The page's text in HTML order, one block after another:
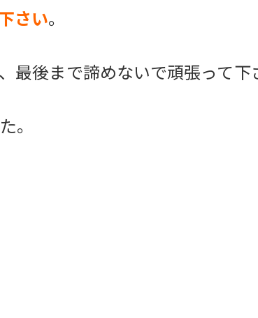
さい。
後まで諦めないで頑張って下
。